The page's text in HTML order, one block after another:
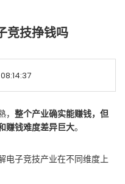
竞技挣钱吗
整个产业确实能赚钱，但
赚钱难度差异巨大。
电子竞技产业在不同维度上